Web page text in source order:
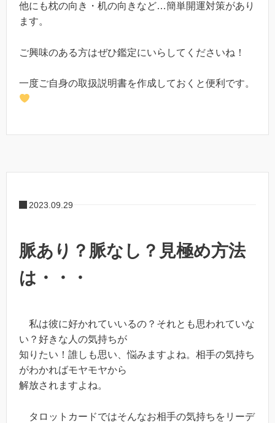
他にも枕の向き・机の向きなど…簡単開運対策があり
ます。
ご興味のある方はぜひ鑑定にいらしてくださいね！
一度ご自身の取扱説明書を作成しておくと便利です。
2023.09.29
脈あり？脈なし？見極め方法
は・・・
私は彼に好かれていいるの？それとも思われていな
い？好きな人の気持ちが
知りたい！誰しも思い、悩みますよね。相手の気持ち
がわかればモヤモヤから
解放されますよね。
タロットカードではそんなお相手の気持ちをリーデ